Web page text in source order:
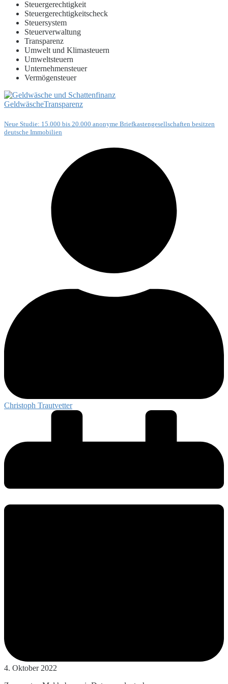
Steuergerechtigkeit
Steuergerechtigkeitscheck
Steuersystem
Steuerverwaltung
Transparenz
Umwelt und Klimasteuern
Umweltsteuern
Unternehmensteuer
Vermögensteuer
GeldwäscheTransparenz
Neue Studie: 15.000 bis 20.000 anonyme Briefkastengesellschaften besitzen
deutsche Immobilien
Christoph Trautvetter
4. Oktober 2022